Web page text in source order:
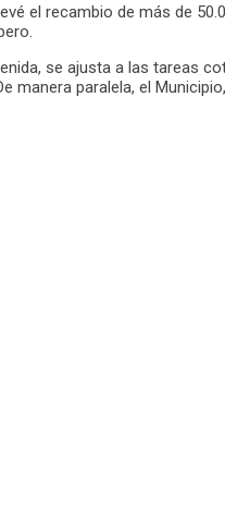
el recambio de más de
se ajusta a las tareas
manera paralela, el